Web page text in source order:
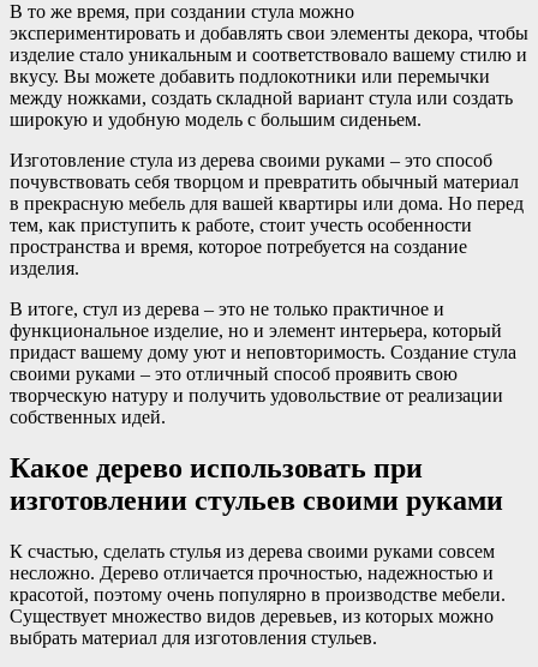
В то же время, при создании стула можно
экспериментировать и добавлять свои элементы декора, чтобы
изделие стало уникальным и соответствовало вашему стилю и
вкусу. Вы можете добавить подлокотники или перемычки
между ножками, создать складной вариант стула или создать
широкую и удобную модель с большим сиденьем.
Изготовление стула из дерева своими руками – это способ
почувствовать себя творцом и превратить обычный материал
в прекрасную мебель для вашей квартиры или дома. Но перед
тем, как приступить к работе, стоит учесть особенности
пространства и время, которое потребуется на создание
изделия.
В итоге, стул из дерева – это не только практичное и
функциональное изделие, но и элемент интерьера, который
придаст вашему дому уют и неповторимость. Создание стула
своими руками – это отличный способ проявить свою
творческую натуру и получить удовольствие от реализации
собственных идей.
Какое дерево использовать при
изготовлении стульев своими руками
К счастью, сделать стулья из дерева своими руками совсем
несложно. Дерево отличается прочностью, надежностью и
красотой, поэтому очень популярно в производстве мебели.
Существует множество видов деревьев, из которых можно
выбрать материал для изготовления стульев.